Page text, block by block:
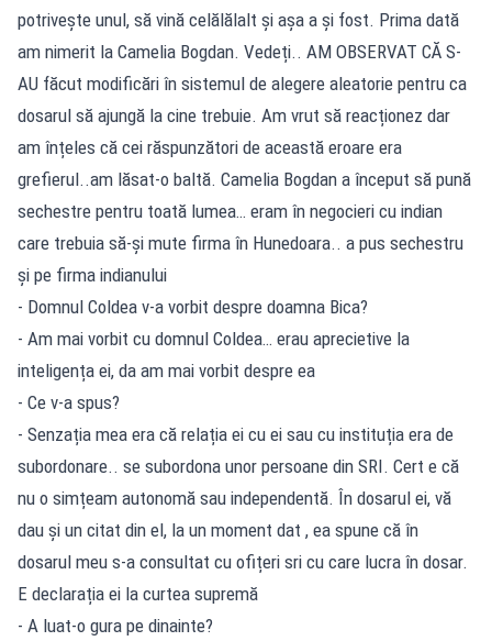
potrivește unul, să vină celălălalt și așa a și fost. Prima dată
am nimerit la Camelia Bogdan. Vedeți.. AM OBSERVAT CĂ S-
AU făcut modificări în sistemul de alegere aleatorie pentru ca
dosarul să ajungă la cine trebuie. Am vrut să reacționez dar
am înțeles că cei răspunzători de această eroare era
grefierul..am lăsat-o baltă. Camelia Bogdan a început să pună
sechestre pentru toată lumea… eram în negocieri cu indian
care trebuia să-și mute firma în Hunedoara.. a pus sechestru
și pe firma indianului
- Domnul Coldea v-a vorbit despre doamna Bica?
- Am mai vorbit cu domnul Coldea… erau aprecietive la
inteligența ei, da am mai vorbit despre ea
- Ce v-a spus?
- Senzația mea era că relația ei cu ei sau cu instituția era de
subordonare.. se subordona unor persoane din SRI. Cert e că
nu o simțeam autonomă sau independentă. În dosarul ei, vă
dau și un citat din el, la un moment dat , ea spune că în
dosarul meu s-a consultat cu ofițeri sri cu care lucra în dosar.
E declarația ei la curtea supremă
- A luat-o gura pe dinainte?